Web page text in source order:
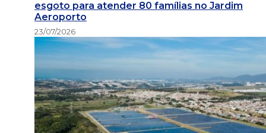
esgoto para atender 80 famílias no Jardim
Aeroporto
23/07/2026